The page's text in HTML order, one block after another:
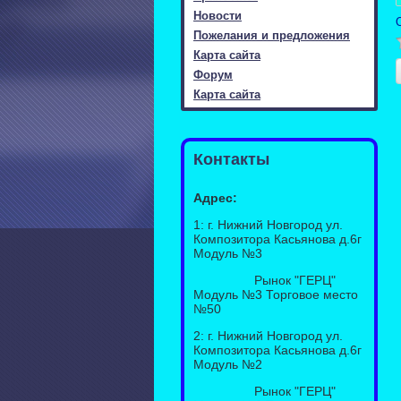
Новости
Пожелания и предложения
Карта сайта
Форум
Карта сайта
Контакты
Адрес:
1: г. Нижний Новгород ул.
Композитора Касьянова д.6г
Модуль №3
Рынок "ГЕРЦ"
Модуль №3 Торговое место
№50
2: г. Нижний Новгород ул.
Композитора Касьянова д.6г
Модуль №2
Рынок "ГЕРЦ"